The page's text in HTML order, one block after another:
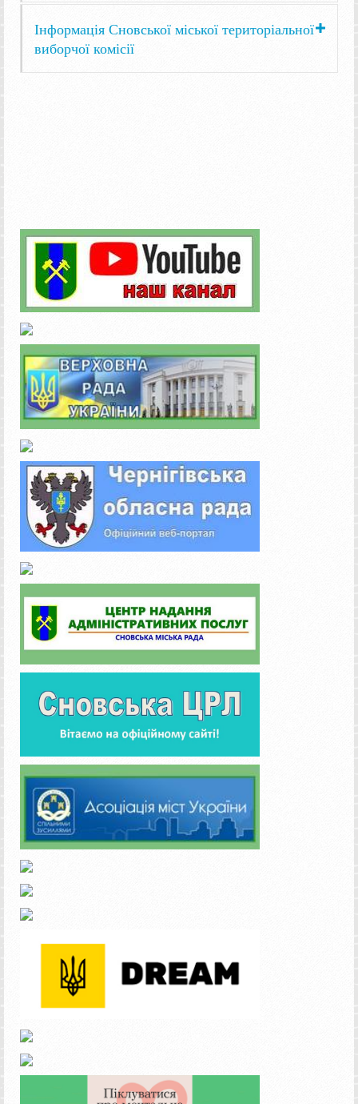
Інформація Сновської міської територіальної
виборчої комісії